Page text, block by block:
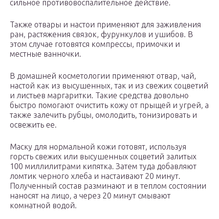
сильное противовоспалительное действие.
Также отвары и настои применяют для заживления
ран, растяжения связок, фурункулов и ушибов. В
этом случае готовятся компрессы, примочки и
местные ванночки.
В домашней косметологии применяют отвар, чай,
настой как из высушенных, так и из свежих соцветий
и листьев маргаритки. Такие средства довольно
быстро помогают очистить кожу от прыщей и угрей, а
также залечить рубцы, омолодить, тонизировать и
освежить ее.
Маску для нормальной кожи готовят, используя
горсть свежих или высушенных соцветий залитых
100 миллилитрами кипятка. Затем туда добавляют
ломтик черного хлеба и настаивают 20 минут.
Полученный состав разминают и в теплом состоянии
наносят на лицо, а через 20 минут смывают
комнатной водой.